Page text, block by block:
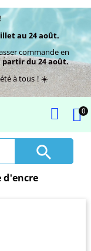
au 24 août.
commande en
partir du 24 août.
à tous ! ☀️
0

d'encre